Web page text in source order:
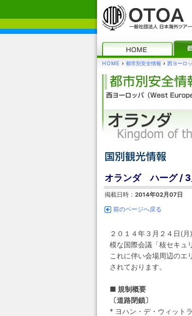
HOME › 都市別安全情報 › 西ヨーロ
オランダ ハーグ / 3
掲載日時： 2014年02月07日
前のページへ戻る
２０１４年３月２４日(
模な国際会議「核セキュ
これに伴い会場周辺のエ
されております。
■ 規制概要
〔道路閉鎖〕
* ヨハン・デ・ウィット